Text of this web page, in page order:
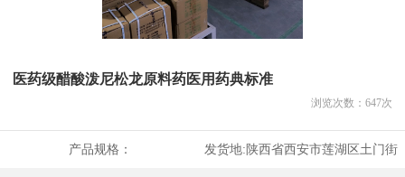
医药级醋酸泼尼松龙原料药医用药典标准
浏览次数： 647次
产品规格： 发货地:陕西省西安市莲湖区土门街